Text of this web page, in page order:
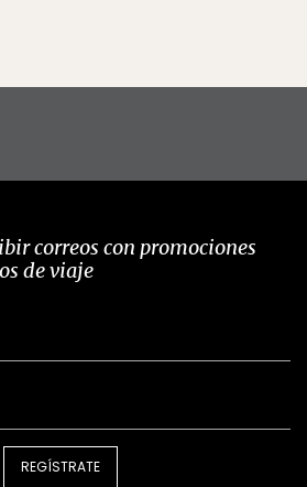
correos con promociones
de viaje
REGÍSTRATE